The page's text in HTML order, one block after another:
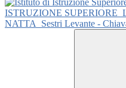
ISTRUZIONE SUPERIORE
NATTA
Sestri Levante -